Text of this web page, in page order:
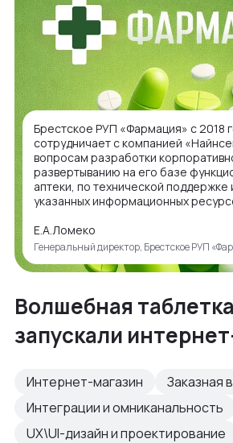
Брестское РУП «Фармация» с 2018
сотрудничает с компанией
вопросам разработки
развертыванию на его базе
аптеки, по технической поддержке
указанных информационных
Е.А.Ломеко
Генеральный директор, Брестское РУП
Волшебная
запускали
Интернет-магазин
Заказная
Интеграции и омниканальность
UX\UI-дизайн и проектирование